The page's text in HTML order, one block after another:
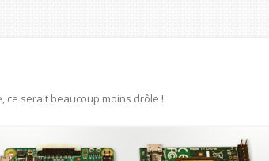
ce serait beaucoup moins drôle !